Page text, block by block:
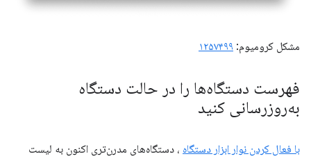
مشکل کرومیوم: ۱۲۵۷۴۹۹
فهرست دستگاه‌ها را در حالت دستگاه
به‌روزرسانی کنید
با فعال کردن نوار ابزار دستگاه ، دستگاه‌های مدرن‌تری اکنون به لیست